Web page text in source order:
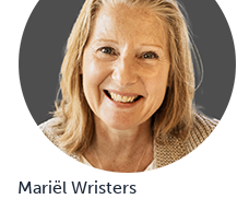
Mariël Wristers